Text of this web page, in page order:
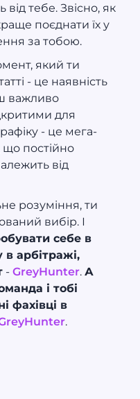
тебе. Звісно, як
поєднати їх у
за тобою.
який ти
- це наявність
важливо
для
- це мега-
постійно
від
розуміння, ти
вибір. І
себе в
в арбітражі,
- GreyHunter. А
і тобі
фахівці в
.